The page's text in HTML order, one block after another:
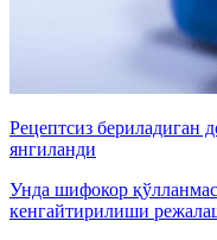
Рецептсиз бериладиган
янгиланди
Унда шифокор
кенгайтирилиши